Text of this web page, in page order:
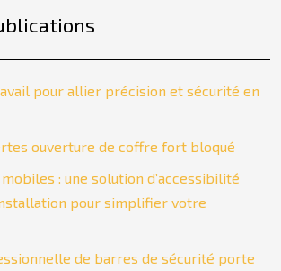
pour allier précision et sécurité en
ouverture de coffre fort bloqué
: une solution d’accessibilité
pour simplifier votre
de barres de sécurité porte